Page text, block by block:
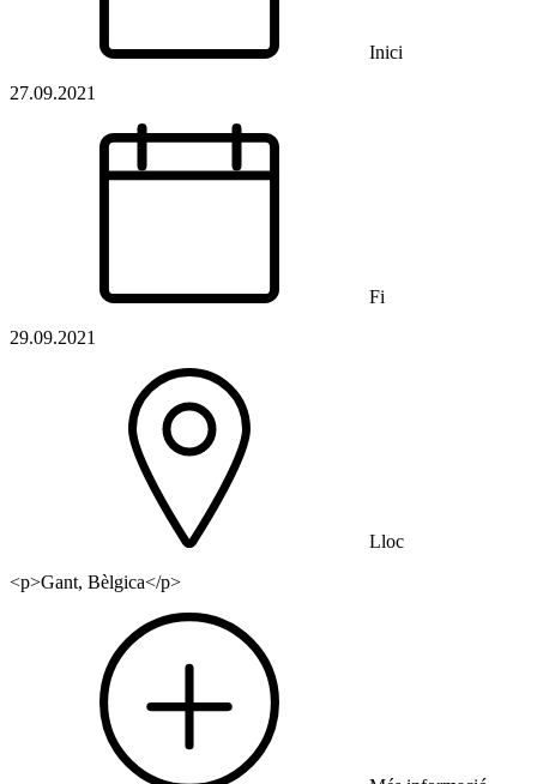
Inici
27.09.2021
Fi
29.09.2021
Lloc
<p>Gant, Bèlgica</p>